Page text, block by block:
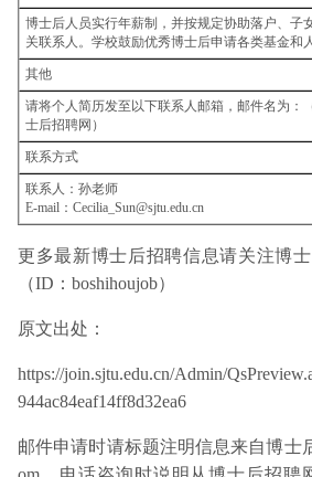
博士后人员实行年薪制，并按规定协助落户、子
关联系人。学校鼓励优秀博士后申请各类基金和
其他
请将个人简历发至以下联系人邮箱，邮件名为：
士后招聘网）
联系方式
联系人：孙老师
E-mail：Cecilia_Sun@sjtu.edu.cn
更多最新博士后招聘信息请关注博
（ID：boshihoujob）
原文出处：
https://join.sjtu.edu.cn/Admin/
944ac84eaf14ff8d32ea6
邮件申请时请标题注明信息来自博士